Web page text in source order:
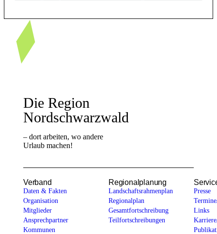
Die Region
Nordschwarzwald
– dort arbeiten, wo andere
Urlaub machen!
Verband
Daten & Fakten
Organisation
Mitglieder
Ansprechpartner
Kommunen
Regionalplanung
Landschaftsrahmenplan
Regionalplan
Gesamtfortschreibung
Teilfortschreibungen
Presse
Links